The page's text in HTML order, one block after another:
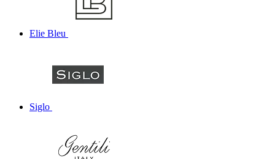
Elie Bleu
Siglo